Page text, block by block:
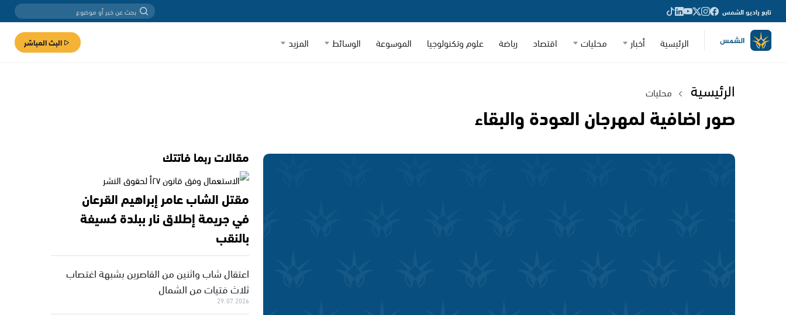
تابع راديو الشمس
الرئيسية أخبار محليات اقتصاد رياضة علوم وتكنولوجيا الموسوعة الوسائط المزيد البث المباشر
الرئيسية محليات
صور اضافية لمهرجان العودة والبقاء
مقالات ربما فاتتك
مقتل الشاب عامر إبراهيم القرعان
في جريمة إطلاق نار ببلدة كسيفة
بالنقب
اعتقال شاب واثنين من القاصرين بشبهة اغتصاب
ثلاث فتيات من الشمال
29.07.2026